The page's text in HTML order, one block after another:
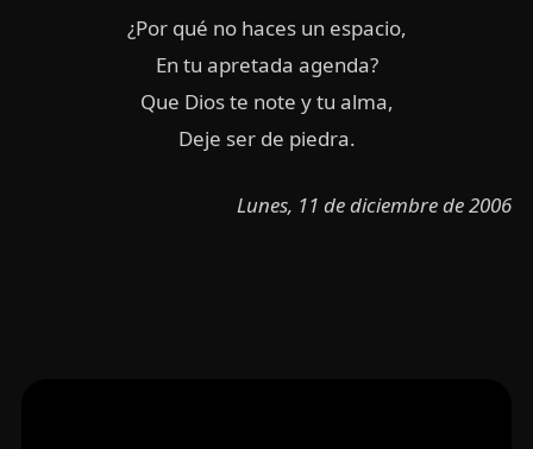
¿Por qué no haces un espacio,
En tu apretada agenda?
Que Dios te note y tu alma,
Deje ser de piedra.
Lunes, 11 de diciembre de 2006